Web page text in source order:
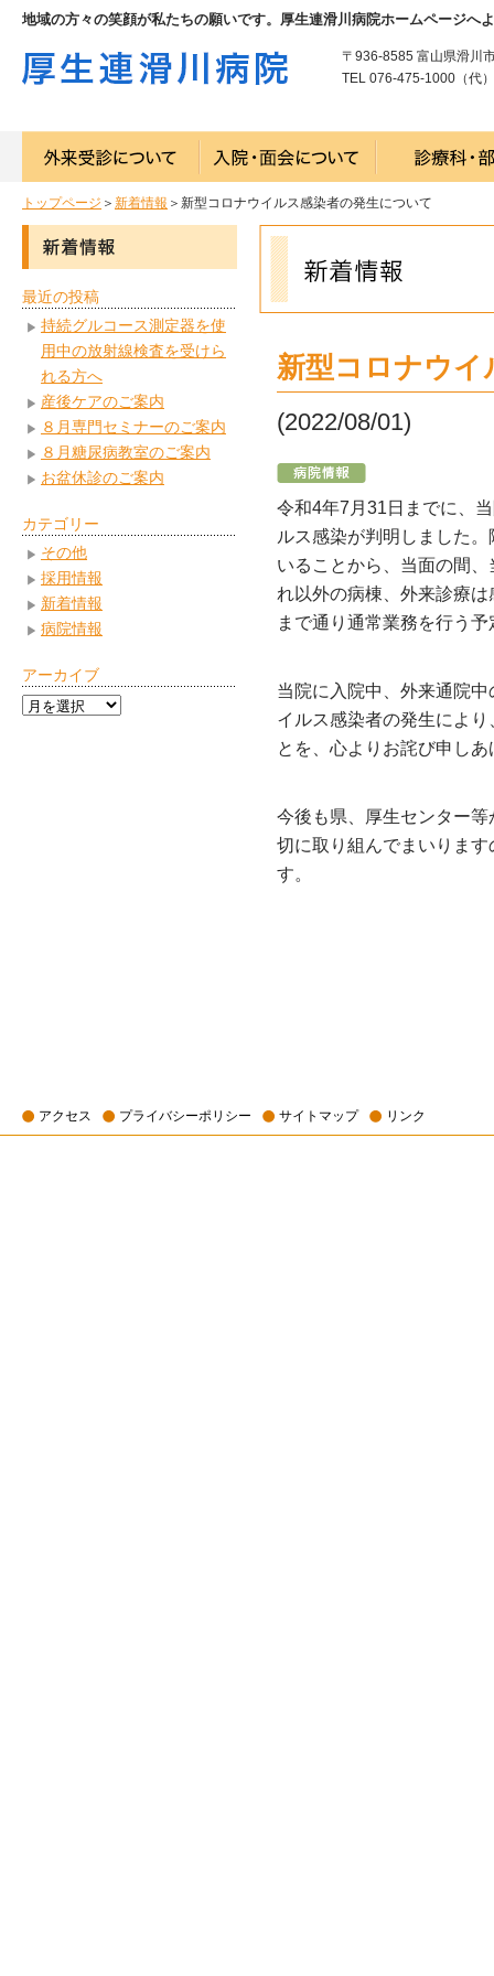
地域の方々の笑顔が私たちの願いです。厚生連滑川病院ホームページへ
〒936-8585 富山県滑川
TEL 076-475-1000（代
トップページ ＞ 新着情報 ＞新型コロナウイルス感染者の発生について
新型コロナウイ
(2022/08/01)
令和4年7月31日までに、
ルス感染が判明しました
いることから、当面の間
れ以外の病棟、外来診療
まで通り通常業務を行う
当院に入院中、外来通院
イルス感染者の発生によ
とを、心よりお詫び申しあ
今後も県、厚生センター
切に取り組んでまいりま
す。
最近の投稿
持続グルコース測定器を使
用中の放射線検査を受けら
れる方へ
産後ケアのご案内
８月専門セミナーのご案内
８月糖尿病教室のご案内
お盆休診のご案内
カテゴリー
その他
採用情報
新着情報
病院情報
アーカイブ
ア
アクセス プライバシーポリシー サイトマップ リンク